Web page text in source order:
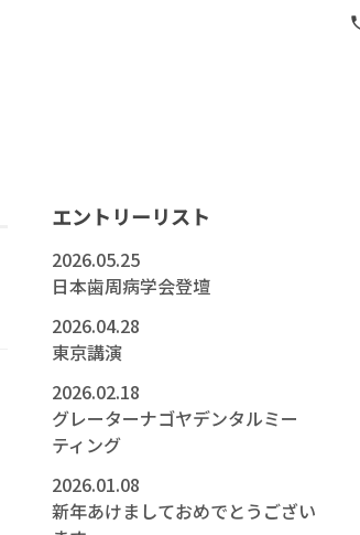
エントリーリスト
2026.05.25
日本歯周病学会登壇
2026.04.28
東京講演
2026.02.18
グレーターナゴヤデンタルミー
ティング
2026.01.08
新年あけましておめでとうござい